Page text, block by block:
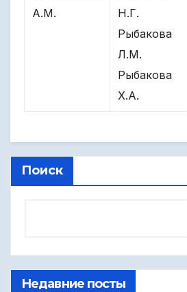
А.М.
Н.Г.
Рыбакова
Л.М.
Рыбакова
Х.А.
Поиск
Недавние посты